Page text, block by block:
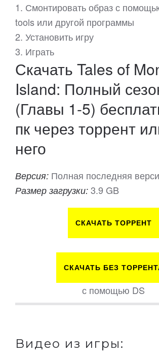
1. Смонтировать образ с
tools или другой программы
2. Установить игру
3. Играть
Скачать Tales of
Island: Полный
(Главы 1-5)
пк через торрент
него
Версия: Полная последняя
Размер загрузки: 3.9 GB
СКАЧАТЬ ТОРРЕНТ
СКАЧАТЬ БЕЗ
с помощью DS
Видео из игры: